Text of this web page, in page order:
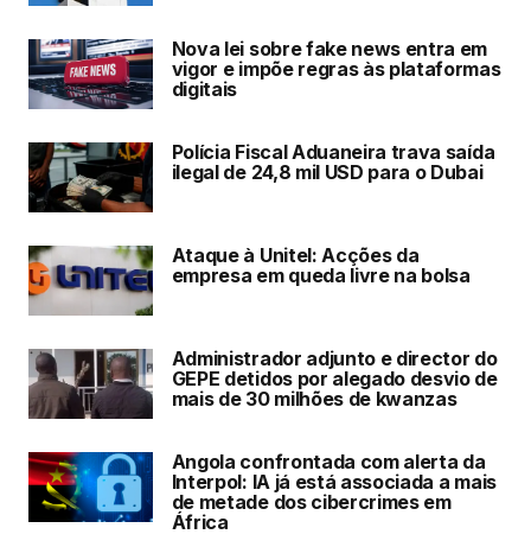
Nova lei sobre fake news entra em
vigor e impõe regras às plataformas
digitais
Polícia Fiscal Aduaneira trava saída
ilegal de 24,8 mil USD para o Dubai
Ataque à Unitel: Acções da
empresa em queda livre na bolsa
Administrador adjunto e director do
GEPE detidos por alegado desvio de
mais de 30 milhões de kwanzas
Angola confrontada com alerta da
Interpol: IA já está associada a mais
de metade dos cibercrimes em
África